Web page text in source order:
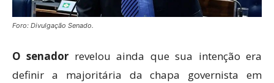
Foro: Divulgação Senado.
O senador revelou ainda que sua intenção era
definir a majoritária da chapa governista em